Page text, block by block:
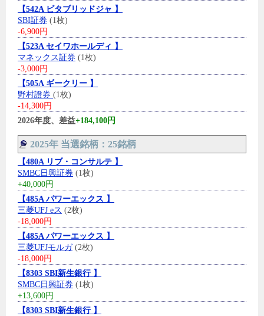
【542A ビタブリッドジャ 】
SBI証券 (1枚)
-6,900円
【523A セイワホールディ 】
マネックス証券 (1枚)
-3,000円
【505A ギークリー 】
野村證券 (1枚)
-14,300円
2026年度、差益+184,100円
2025年 当選銘柄：25銘柄
【480A リブ・コンサルテ 】
SMBC日興証券 (1枚)
+40,000円
【485A パワーエックス 】
三菱UFJ eス (2枚)
-18,000円
【485A パワーエックス 】
三菱UFJモルガ(2枚)
-18,000円
【8303 SBI新生銀行 】
SMBC日興証券 (1枚)
+13,600円
【8303 SBI新生銀行 】